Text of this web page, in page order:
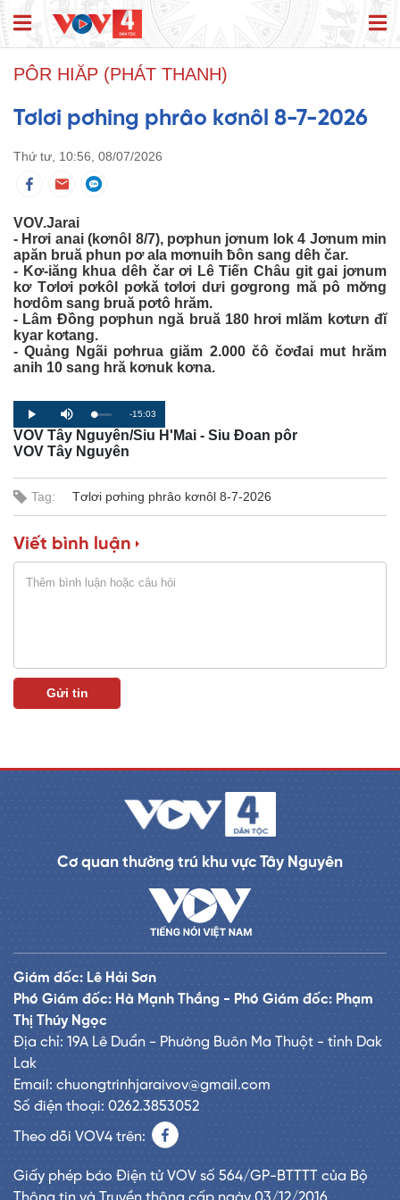
PÔR HIĂP (PHÁT THANH)
Tơlơi pơhing phrâo kơnôl 8-7-2026
Thứ tư, 10:56, 08/07/2026
VOV.Jarai
- Hrơi anai (kơnôl 8/7), pơphun jơnum lok 4 Jơnum min
apăn bruă phun pơ ala mơnuih ƀôn sang dêh čar.
- Kơ-iăng khua dêh čar ơi Lê Tiến Châu git gai jơnum
kơ Tơlơi pơkôl pơkă tơlơi dưi gơgrong mă pô mơ̆ng
hơdôm sang bruă pơtô hrăm.
- Lâm Đồng pơphun ngă bruă 180 hrơi mlăm kơtưn đĭ
kyar kơtang.
- Quảng Ngãi pơhrua giăm 2.000 čô čơđai mut hrăm
anih 10 sang hră kơnuk kơna.
P
l
a
y
M
u
t
e
L
o
a
d
e
0
P
r
g
s
0
R
e
a
n
-15:03
VOV Tây Nguyên/Siu H'Mai - Siu Đoan pôr
VOV Tây Nguyên
Tag: Tơlơi pơhing phrâo kơnôl 8-7-2026
Viết bình luận
Cơ quan thường trú khu vực Tây Nguyên
Giám đốc: Lê Hải Sơn
Phó Giám đốc: Hà Mạnh Thắng - Phó Giám đốc: Phạm
Thị Thúy Ngọc
Địa chỉ: 19A Lê Duẩn - Phường Buôn Ma Thuột - tỉnh Dak
Lak
Email: chuongtrinhjaraivov@gmail.com
Số điện thoại: 0262.3853052
Theo dõi VOV4 trên:
Giấy phép báo Điện tử VOV số 564/GP-BTTTT của Bộ